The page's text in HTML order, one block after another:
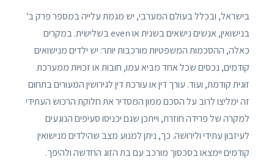
בישראל, ובכלל בעולם המערבי, יש מגמת עלייה במספר פרק ב'
בנישואין, אנשים נישאים בשנית או even בשלישית. במקרים
כאלה, ההסכמות המשפטיות מורכבות יותר: יש ילדים מנישואים
קודמים, נכסים שכל אחד מביא עמו, חובות או זכויות ממערכת
זוגית קודמת, ועוד. עורך דין או עורכת דין לגירושין המעורים בתחום
זה ימליצו לרוב על הסכם ממון המסדיר את חלוקת הרכוש העתידי
למקרה של פרידה חוזרת, וייתכן שגם יכניסו סעיפים הנוגעים
לעיזבון עתידי ולירושה. כך, ניתן למנוע מצב שהילדים מנישואין
קודמים יימצאו בסכסוך מורכב עם בת הזוג החדשה ולהיפך.